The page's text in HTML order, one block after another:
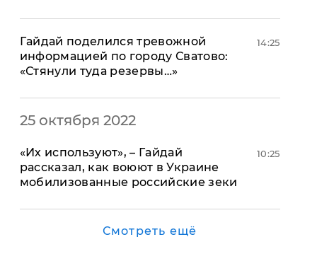
Гайдай поделился тревожной
информацией по городу Сватово:
«Стянули туда резервы…»
14:25
25 октября 2022
«Их используют», – Гайдай
рассказал, как воюют в Украине
мобилизованные российские зеки
10:25
Смотреть ещё